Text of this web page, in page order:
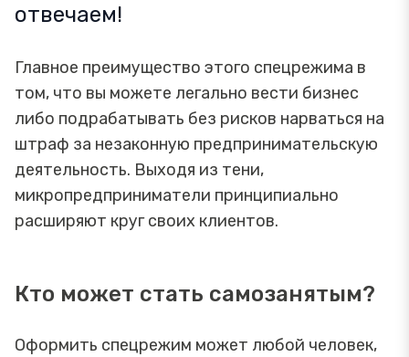
отвечаем!
Главное преимущество этого спецрежима в
том, что вы можете легально вести бизнес
либо подрабатывать без рисков нарваться на
штраф за незаконную предпринимательскую
деятельность. Выходя из тени,
микропредприниматели принципиально
расширяют круг своих клиентов.
Кто может стать самозанятым?
Оформить спецрежим может любой человек,